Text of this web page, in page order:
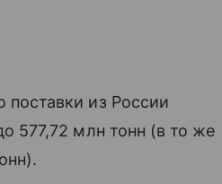
поставки из России
577,72 млн тонн (в то же